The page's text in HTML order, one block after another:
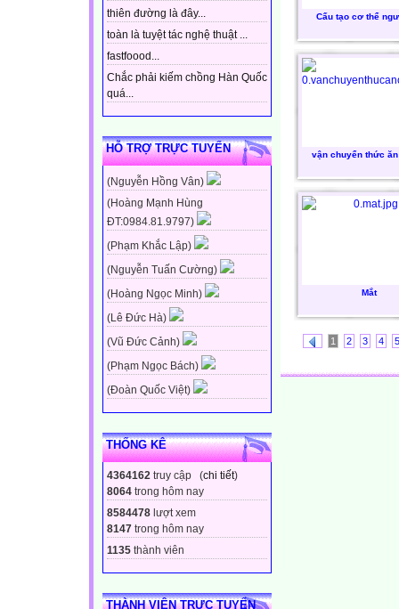
thiên đường là đây...
toàn là tuyệt tác nghệ thuật ...
fastfoood...
Chắc phải kiếm chồng Hàn Quốc
quá...
HỖ TRỢ TRỰC TUYẾN
(Nguyễn Hồng Vân)
(Hoàng Mạnh Hùng
ĐT:0984.81.9797)
(Phạm Khắc Lập)
(Nguyễn Tuấn Cường)
(Hoàng Ngọc Minh)
(Lê Đức Hà)
(Vũ Đức Cảnh)
(Phạm Ngọc Bách)
(Đoàn Quốc Việt)
THỐNG KÊ
4364162 truy cập (chi tiết)
8064 trong hôm nay
8584478 lượt xem
8147 trong hôm nay
1135 thành viên
THÀNH VIÊN TRỰC TUYẾN
Cấu tạo cơ thể
vận chuyển thức
Mắt
1 2 3 4 5